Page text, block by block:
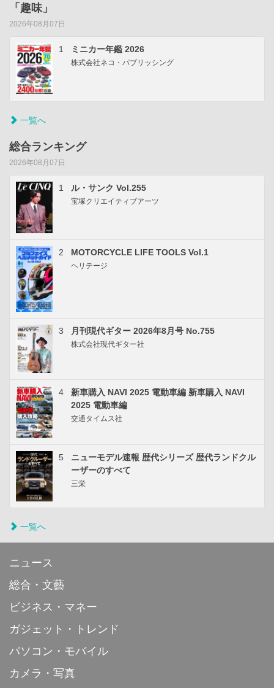
「趣味」
2026年08月07日
1 ミニカー年鑑 2026
株式会社ネコ・パブリッシング
一覧へ
総合ランキング
2026年08月07日
1 ル・サンク Vol.255
宝塚クリエイティブアーツ
2 MOTORCYCLE LIFE TOOLS Vol.1
ヘリテージ
3 月刊現代ギター 2026年8月号 No.755
株式会社現代ギター社
4
新車購入 NAVI 2025 電動車編 新車購入 NAVI
2025 電動車編
交通タイムス社
5
ニューモデル速報 歴代シリーズ 歴代ランドクル
ーザーのすべて
三栄
一覧へ
ニュース
総合・文藝
ビジネス・マネー
ガジェット・トレンド
パソコン・モバイル
カメラ・写真